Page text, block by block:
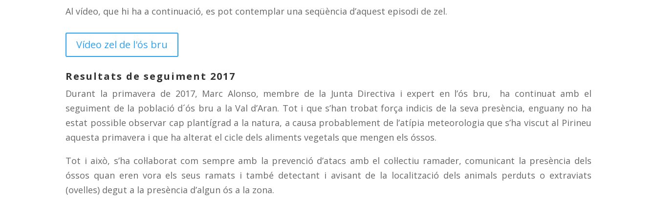
Al vídeo, que hi ha a continuació, es pot contemplar una seqüència d’aquest episodi de zel.
Vídeo zel de l'ós bru
Resultats de seguiment 2017
Durant la primavera de 2017, Marc Alonso, membre de la Junta Directiva i expert en l’ós bru, ha continuat amb el
seguiment de la població d´ós bru a la Val d’Aran. Tot i que s’han trobat força indicis de la seva presència, enguany no ha
estat possible observar cap plantígrad a la natura, a causa probablement de l’atípia meteorologia que s’ha viscut al Pirineu
aquesta primavera i que ha alterat el cicle dels aliments vegetals que mengen els óssos.
Tot i això, s’ha col·laborat com sempre amb la prevenció d’atacs amb el col·lectiu ramader, comunicant la presència dels
óssos quan eren vora els seus ramats i també detectant i avisant de la localització dels animals perduts o extraviats
(ovelles) degut a la presència d’algun ós a la zona.